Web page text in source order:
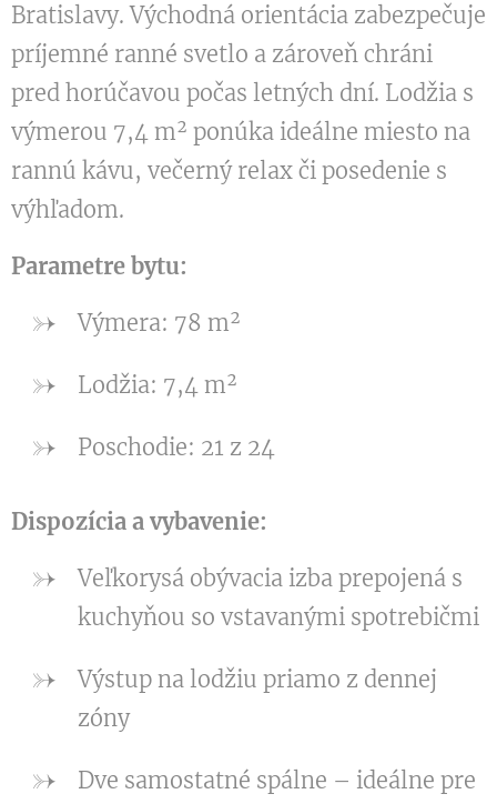
Bratislavy. Východná orientácia zabezpečuje
príjemné ranné svetlo a zároveň chráni
pred horúčavou počas letných dní. Lodžia s
výmerou 7,4 m² ponúka ideálne miesto na
rannú kávu, večerný relax či posedenie s
výhľadom.
Parametre bytu:
Výmera: 78 m²
Lodžia: 7,4 m²
Poschodie: 21 z 24
Dispozícia a vybavenie:
Veľkorysá obývacia izba prepojená s
kuchyňou so vstavanými spotrebičmi
Výstup na lodžiu priamo z dennej
zóny
Dve samostatné spálne – ideálne pre